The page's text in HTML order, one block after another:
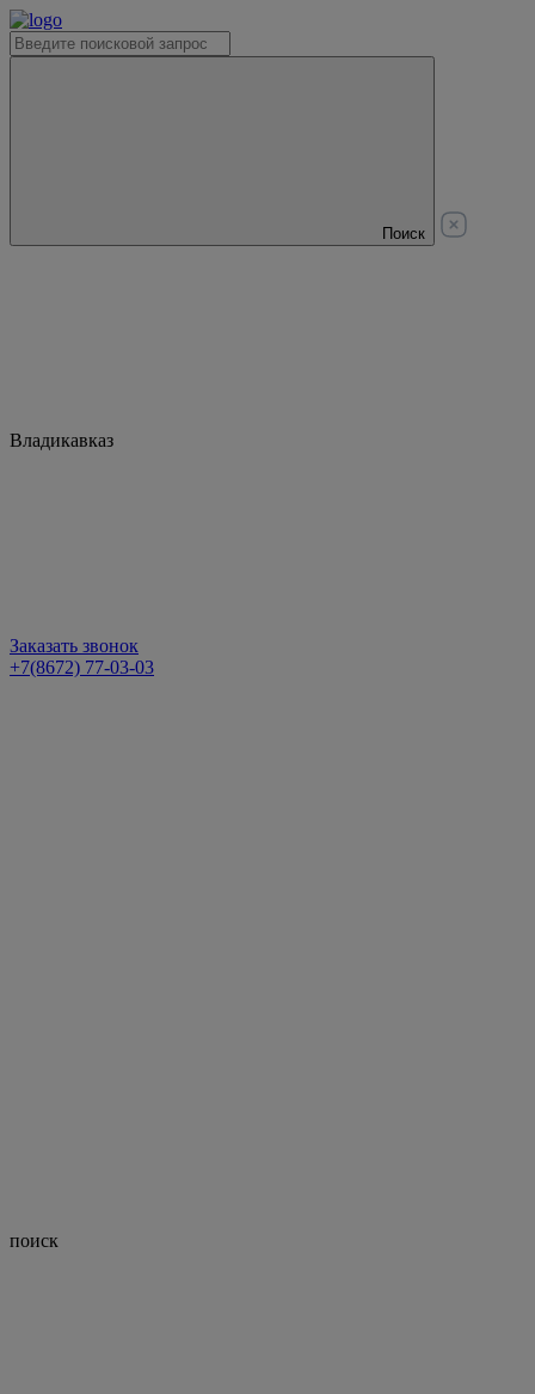
Поиск
Владикавказ
Заказать звонок
+7(8672) 77-03-03
поиск